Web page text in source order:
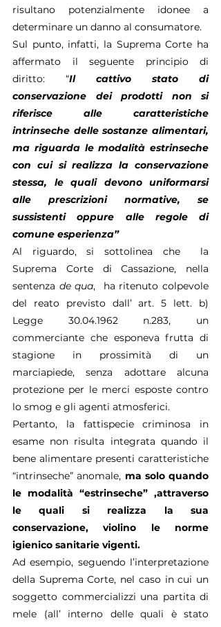
risultano potenzialmente idonee a
determinare un danno al consumatore.
Sul punto, infatti, la Suprema Corte ha
affermato il seguente principio di
diritto: “Il cattivo stato di
conservazione dei prodotti non si
riferisce alle caratteristiche
intrinseche delle sostanze alimentari,
ma riguarda le modalità estrinseche
con cui si realizza la conservazione
stessa, le quali devono uniformarsi
alle prescrizioni normative, se
sussistenti oppure alle regole di
comune esperienza”
Al riguardo, si sottolinea che  la
Suprema Corte di Cassazione, nella
sentenza de qua,  ha ritenuto colpevole
del reato previsto dall’ art. 5 lett. b)
Legge 30.04.1962 n.283, un
commerciante che esponeva frutta di
stagione in prossimità di un
marciapiede, senza adottare alcuna
protezione per le merci esposte contro
lo smog e gli agenti atmosferici.
Pertanto, la fattispecie criminosa in
esame non risulta integrata quando il
bene alimentare presenti caratteristiche
“intrinseche” anomale, ma solo quando
le modalità “estrinseche” ,attraverso
le quali si realizza la sua
conservazione, violino le norme
igienico sanitarie vigenti.
Ad esempio, seguendo l’interpretazione
della Suprema Corte, nel caso in cui un
soggetto commercializzi una partita di
mele (all’ interno delle quali è stato